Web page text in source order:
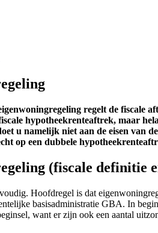
regelt de fiscale
hypotheekrenteaftrek, maar
u namelijk niet aan de eisen van
op een dubbele
(fiscale definitie
Hoofdregel is dat
basisadministratie GBA. In
want er zijn ook een aantal